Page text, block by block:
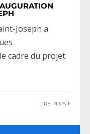
Joseph a
cadre du projet
LIRE PLUS